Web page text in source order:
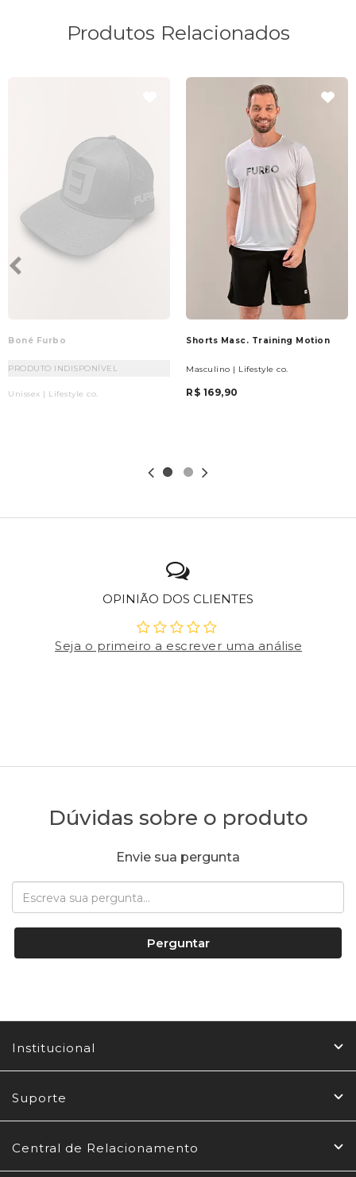
Produtos Relacionados
Boné Furbo
PRODUTO INDISPONÍVEL
Unissex | Lifestyle co.
Shorts Masc. Training Motion
Masculino | Lifestyle co.
R$ 169,90
OPINIÃO DOS CLIENTES
Seja o primeiro a escrever uma análise
Dúvidas sobre o produto
Envie sua pergunta
Perguntar
Institucional
Suporte
Central de Relacionamento